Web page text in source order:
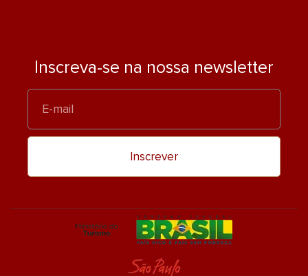
Inscreva-se na nossa newsletter
E-
mail
Inscrever